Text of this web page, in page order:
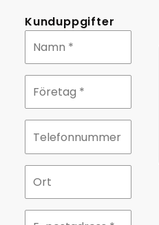
Kunduppgifter